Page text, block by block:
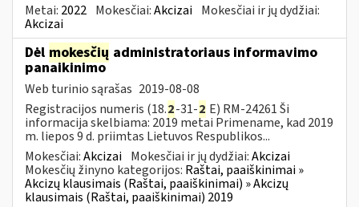
Metai: 2022 Mokesčiai:Akcizai Mokesčiai ir jų dydžiai:
Akcizai
Dėl mokesčių administratoriaus informavimo
panaikinimo
Web turinio sąrašas 2019-08-08
Registracijos numeris (18.2-31-2 E) RM-24261 Ši
informacija skelbiama: 2019 metai Primename, kad 2019
m. liepos 9 d. priimtas Lietuvos Respublikos...
Mokesčiai:Akcizai Mokesčiai ir jų dydžiai:Akcizai
Mokesčių žinyno kategorijos: Raštai, paaiškinimai »
Akcizų klausimais (Raštai, paaiškinimai) » Akcizų
klausimais (Raštai, paaiškinimai) 2019